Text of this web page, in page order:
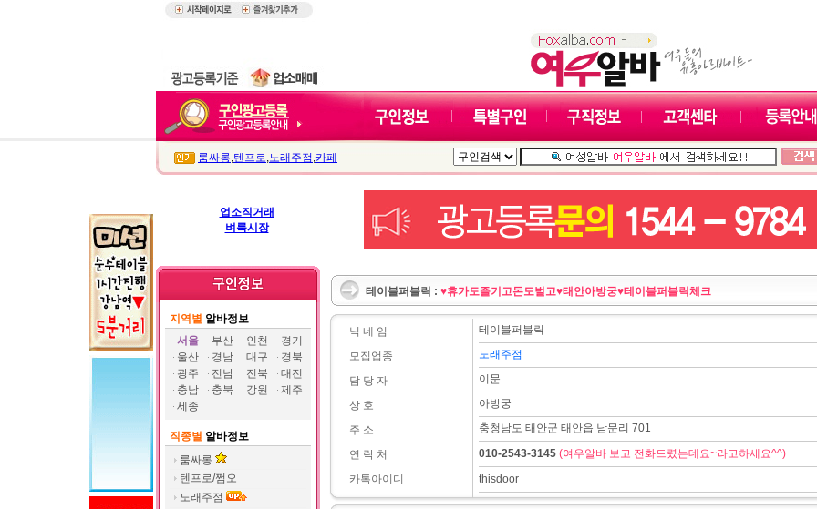
룸싸롱,텐프로,노래주점 ,카페
업소직거래
벼룩시장
지역별 알바정보
서울
부산 인천
경기
울산
경남 대구
경북
광주
전남 전북
대전
충남
충북 강원
제주
세종
직종별 알바정보
룸싸롱
텐프로/쩜오
노래주점
테이블퍼블릭 : ♥휴가도즐기고돈도벌고♥태안아방궁♥테이블퍼블릭체크
닉 네 임
모집업종
담 당 자
상 호
주 소
연 락 처
카톡아이디
테이블퍼블릭
노래주점
이문
아방궁
충청남도 태안군 태안읍 남문리 701
010-2543-3145 (여우알바 보고 전화드렸는데요~라고하세요^^)
thisdoor